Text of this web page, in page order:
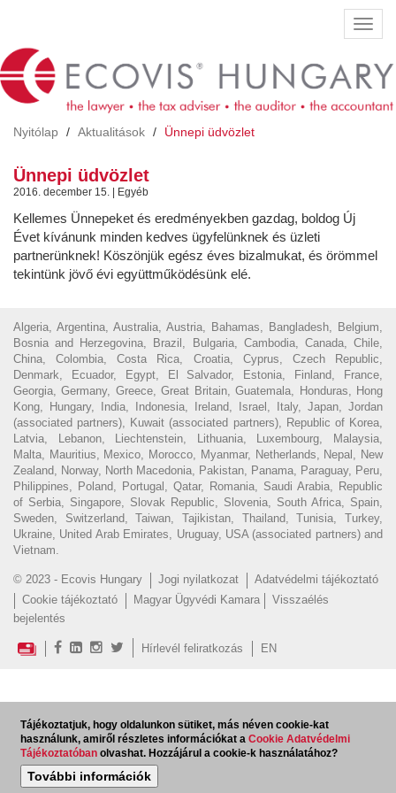
Nyitólap Aktualitások Ünnepi üdvözlet
Ünnepi üdvözlet
2016. december 15. | Egyéb
Kellemes Ünnepeket és eredményekben gazdag, boldog Új
Évet kívánunk minden kedves ügyfelünknek és üzleti
partnerünknek! Köszönjük egész éves bizalmukat, és örömmel
tekintünk jövő évi együttműködésünk elé.
Algeria, Argentina, Australia, Austria, Bahamas, Bangladesh, Belgium,
Bosnia and Herzegovina, Brazil, Bulgaria, Cambodia, Canada, Chile,
China, Colombia, Costa Rica, Croatia, Cyprus, Czech Republic,
Denmark, Ecuador, Egypt, El Salvador, Estonia, Finland, France,
Georgia, Germany, Greece, Great Britain, Guatemala, Honduras, Hong
Kong, Hungary, India, Indonesia, Ireland, Israel, Italy, Japan, Jordan
(associated partners), Kuwait (associated partners), Republic of Korea,
Latvia, Lebanon, Liechtenstein, Lithuania, Luxembourg, Malaysia,
Malta, Mauritius, Mexico, Morocco, Myanmar, Netherlands, Nepal, New
Zealand, Norway, North Macedonia, Pakistan, Panama, Paraguay, Peru,
Philippines, Poland, Portugal, Qatar, Romania, Saudi Arabia, Republic
of Serbia, Singapore, Slovak Republic, Slovenia, South Africa, Spain,
Sweden, Switzerland, Taiwan, Tajikistan, Thailand, Tunisia, Turkey,
Ukraine, United Arab Emirates, Uruguay, USA (associated partners) and
Vietnam.
© 2023 - Ecovis Hungary Jogi nyilatkozat
Adatvédelmi tájékoztató
Cookie tájékoztató
Magyar Ügyvédi Kamara
Visszaélés
bejelentés
Hírlevél feliratkozás EN
Tájékoztatjuk, hogy oldalunkon sütiket, más néven cookie-kat
használunk, amiről részletes információkat aCookie Adatvédelmi
Tájékoztatóban olvashat. Hozzájárul a cookie-k használatához?
További információk